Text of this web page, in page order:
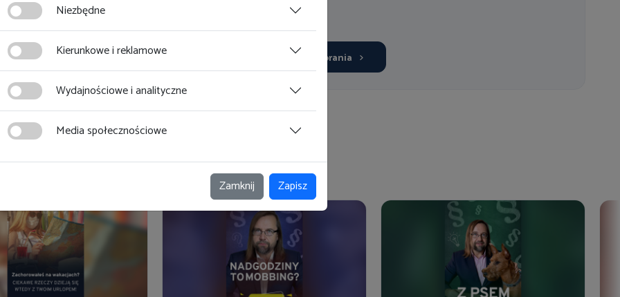
Przejdź do publikacji do pobrania
Niezbędne
Kierunkowe i reklamowe
Wydajnościowe i analityczne
Media społecznościowe
Zamknij Zapisz